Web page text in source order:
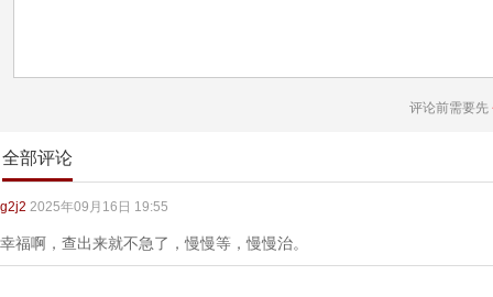
评论前需要先
全部评论
g2j2 2025年09月16日 19:55
幸福啊，查出来就不急了，慢慢等，慢慢治。